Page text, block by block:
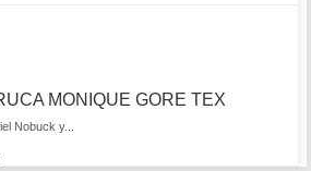
MONIQUE GORE TEX
Nobuck y...